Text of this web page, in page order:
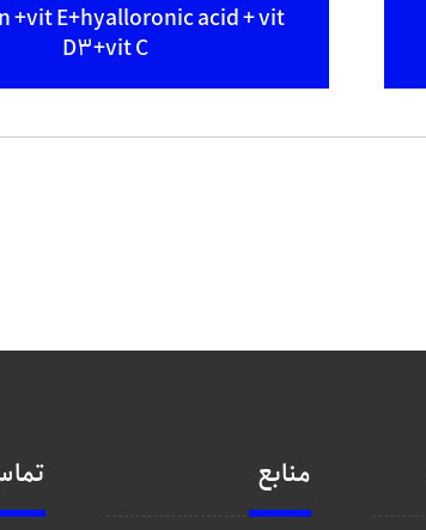
+vit E+hyalloronic acid + vit
D3+vit C
منابع